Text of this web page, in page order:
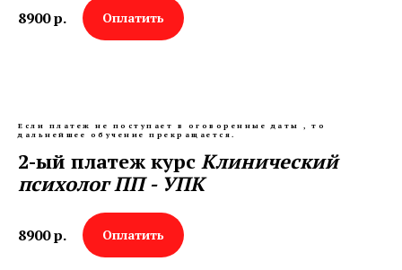
8900р. Оплатить
Если платеж не поступает в оговоренные даты , то
дальнейшее обучение прекращается.
2-ый платеж курс Клинический
психолог ПП - УПК
8900р. Оплатить